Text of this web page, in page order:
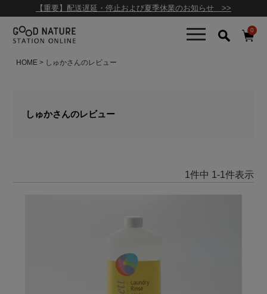
【重要】配送遅延・停止および夏季休業のお知らせ >>
0
HOME しゅかさんのレビュー
しゅかさんのレビュー
1 件中 1 -1 件表示